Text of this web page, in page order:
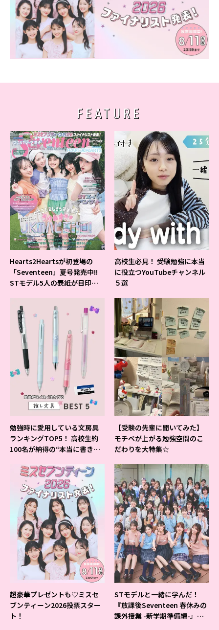
FEATURE
Hearts2Heartsが初登場の
「Seventeen」夏号発売中!!
STモデル5人の表紙が目印だ
高校生必見！ 受験勉強に本当
に役立つYouTubeチャンネル
５選
勉強時に愛用している文房具
ランキングTOP5！ 高校生約
100名が納得の“本当に書きや
【受験の先輩に聞いてみた】
モチベが上がる勉強空間のこ
だわりを大特集☆
超豪華プレゼントも♡ミスセ
ブンティーン2026投票スター
ト！
STモデルと一緒に学んだ！
『放課後Seventeen 春休みの
課外授業 -新学期準備編-』イ